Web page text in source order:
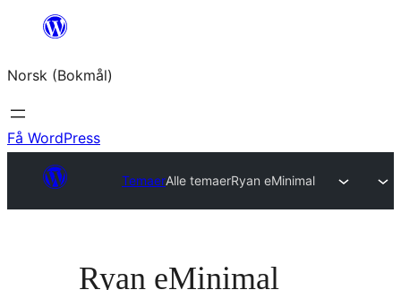
Hopp
innhold
Norsk (Bokmål)
Få WordPress
TemaerAlle temaerRyan eMinimal
Ryan eMinimal